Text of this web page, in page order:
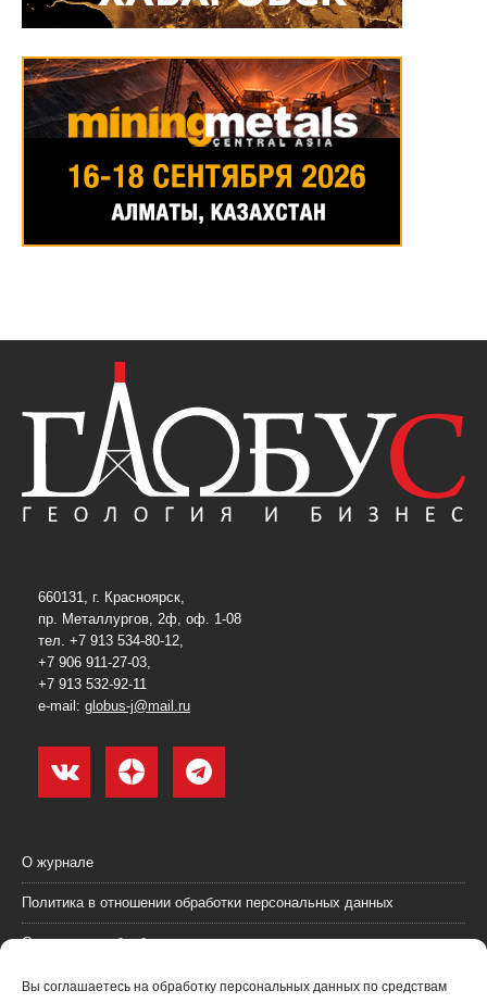
Вы соглашаетесь на обработку персональных данных по средствам
660131, г. Красноярск,
пр. Металлургов, 2ф, оф. 1-08
тел. +7 913 534-80-12,
+7 906 911-27-03,
+7 913 532-92-11
e-mail: globus-j@mail.ru
О журнале
Политика в отношении обработки персональных данных
Согласие на обработку персональных данных
Пользовательское соглашение (оферта)